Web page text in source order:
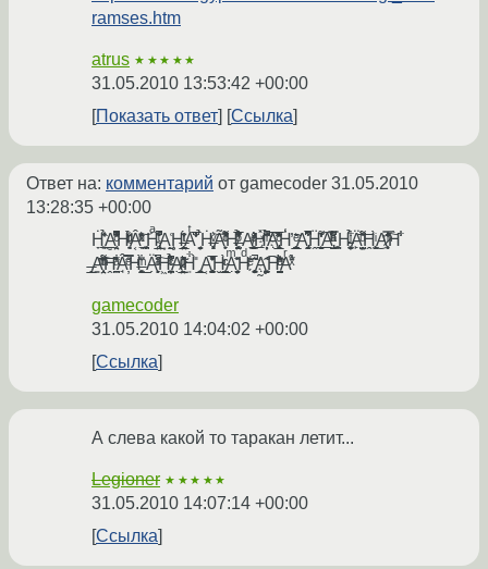
ramses.htm
atrus ★★★★★
31.05.2010 13:53:42 +00:00
Показать ответ
Ссылка
Ответ на: комментарий от gamecoder 31.05.2010
13:28:35 +00:00
Ḣ̞͖͙̉̔̾̎̏͟A̻͔͈̤͔̓̈́ͨ̓͆̽͂̚H̴͙̖̘͈ͧ̾ͬ̀̆ͩ̈́̆Â͔̼̞̏ͯ̽ͭ͗͗ͪ͝ ͓̗̪̩̼̘Hͣ͗͌̌̇̊ͭ̚͏̴̢̲̮̱̻̤A͙̰̱͑Ḩ̶̲̳̖̤͕̰̟͕ͥ̓ͭ̈́̍Aͭ̐̒͗͆̅͐ ̦̬̝̝͔̭̉Ḣ̶̗͓̹̻͐ͮ͝Ã̛͙̙̞͒͑ͨ͌̌ͥ̓H̸̶͓̝̰̫̘̹̗̤̰̋̈̅̇͋̉̓͋ͦ̕ A̸̛͙̱̝̟͇͓͉̭ͬ̐ͤ͛͟H̽̄ͫ̊͂̉̚͡҉̗̦̖͡A̢͎̗͖̲͙͍̩̣̓ͨ̅̓͊̋̎̍Ḣ̾̓ ̠͎̥̫̱̼̞̲̄̃͐ͤA̡͙͈̜̩̰͒͐͆͋͆̀̚Ḧ̭͕̝͚̗͐͌̒̕͟͡A̡̺ͣ͆ͪ̿͌̈ͪͥ͢ ̻̪H̵̴̦͓̟̮̫̉́͋ͥÄ̙̤̦̺̯̝́̽ͧ͌͑͞H̭̩̙͙̣̯̫ͥ̀͜A̷̧͔̞̔̐̿ͫ̑͠H̀̾͋
̶̘͔̲A̳̤͔͕̋̑ͬ̈̂̈́͌ͫͩ͞͠ͅH̭̠̠̪͈ͣ͋̔̏̕Â̘̦͗̿̿́ͤ̋H̶̭̻͈̰̋̀͋ͫ ̲Ä̗̙͕̙́ͥͥ̈́͗́ͣ̚͠ͅH͖̪͈̼͓̦͛͆̇ͭͥͨ̈́̉Ạ̷̴̤̙̲̮͛̍ͥ̃ͪ̽ͦ͛͢H͋̎̀ ̠̖̥͈̲̘A͔̥̯̞̻͔͈̫̳͒̓̎̅̽̆H̬̺͔̟͉̲͈ͬͨ̀Aͫ̽͐̏͏̼̦͍̣̘̟͈̱Hͩ͂̾ͤ ̋̇͂̚͘҉̧̳̻̠̜̞Ą̰̟͓̭̣̖̖̼̰̇͂͡͡H̛̗̘͍̺̗͍̠̔̐ͤ̑̌̃ͩ̔Aͬͯ͗͋́̐
gamecoder
31.05.2010 14:04:02 +00:00
Ссылка
А слева какой то таракан летит...
Legioner ★★★★★
31.05.2010 14:07:14 +00:00
Ссылка